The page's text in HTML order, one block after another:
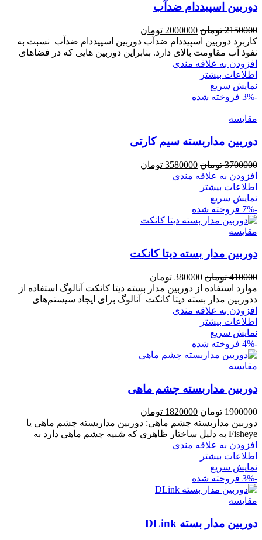
دوربین اسپیددام ضدآب
2150000 تومان قیمت
اصلی
2150000 تومان
بود.
2000000 تومان
فعلی
2000000 تومان
کاربرد دوربین اسپیددام ضدآب دوربین اسپیددام ضدآب نسبت به
نفوذ آب مقاومت بالای دارد. بنابراین دوربین هایی که در فضاهای
افزودن به علاقه مندی
اطلاعات بیشتر
نمایش سریع
-3%
فروخته شده
مقايسه
دوربین مداربسته سیم کارتی
3700000 تومان قیمت
اصلی
3580000 تومان
افزودن به علاقه مندی
اطلاعات بیشتر
نمایش سریع
-7%
فروخته شده
مقايسه
دوربین مدار بسته دیتا کانکت
410000 تومان قیمت
اصلی
410000 تومان
بود.
380000 تومان
فعلی
380000 تومان
موارد استفاده از دوربین مدار بسته دیتا کانکت آنالوگ استفاده از
ددوربین مدار بسته دیتا کانکت آنالوگ برای ایجاد سیستم‌های
افزودن به علاقه مندی
اطلاعات بیشتر
نمایش سریع
-4%
فروخته شده
مقايسه
دوربین مداربسته چشم ماهی
1900000 تومان قیمت
اصلی
1900000 تومان
بود.
1820000 تومان
فعلی
1820000 تومان
دوربین مداربسته چشم ماهی: دوربین مداربسته چشم ماهی یا
Fisheye به دلیل ساختار ظاهری که شبیه چشم ماهی دارد به
افزودن به علاقه مندی
اطلاعات بیشتر
نمایش سریع
-3%
فروخته شده
مقايسه
دوربین مدار بسته DLink